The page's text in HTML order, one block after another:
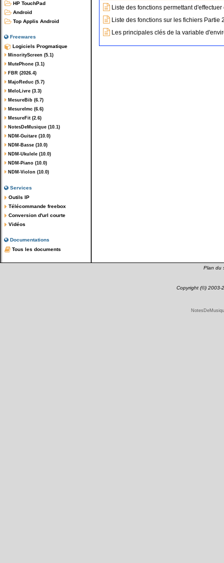
HP TouchPad
Android
Top Applis Android
Freewares
Logiciels Progmatique
MinorityScreen (5.1)
MutePhone (3.1)
FBR (2026.4)
MajoReduc (5.7)
MeloLivre (3.3)
MesureBib (6.7)
MesureImc (6.6)
MesureFit (2.6)
NotesDeMusique (10.1)
NDM-Guitare (10.0)
NDM-Basse (10.0)
NDM-Ukulele (10.0)
NDM-Piano (10.0)
NDM-Violon (10.0)
Services
Outils IP
Télécommande freebox
Conversion d'url courte
Vidéos
Documentations
Tous les documents
Liste des fonctions permettant
Liste des fonctions sur les fichiers Partie
Les principales clés de la variable
Plan du
Copyright (©) 2003-